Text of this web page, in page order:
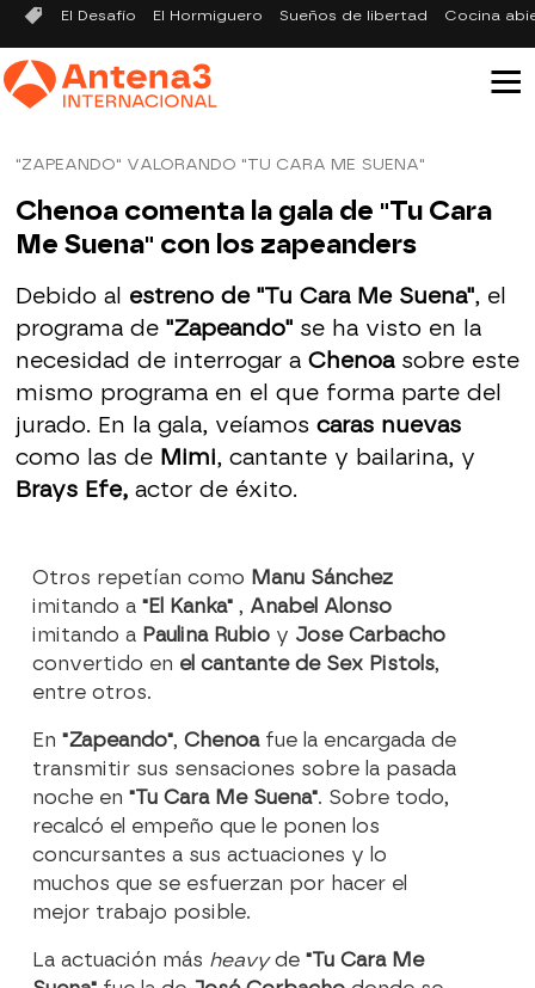
El Desafío El Hormiguero Sueños de libertad Cocina
"ZAPEANDO" VALORANDO "TU CARA ME SUENA"
Chenoa comenta la gala de "Tu Cara
Me Suena" con los zapeanders
Debido al estreno de "Tu Cara Me Suena", el
programa de "Zapeando"se ha visto en la
necesidad de interrogar a Chenoasobre este
mismo programa en el que forma parte del
jurado. En la gala, veíamos caras nuevas
como las de Mimi, cantante y bailarina, y
Brays Efe,actor de éxito.
Otros repetían como Manu Sánchez
imitando a"El Kanka", Anabel Alonso
imitando a Paulina Rubio y Jose Carbacho
convertido en el cantante de Sex Pistols,
entre otros.
En"Zapeando",Chenoa fue la encargada de
transmitir sus sensaciones sobre la pasada
noche en"Tu Cara Me Suena". Sobre todo,
recalcó el empeño que le ponen los
concursantes a sus actuaciones y lo
muchos que se esfuerzan por hacer el
mejor trabajo posible.
La actuación más heavyde"Tu Cara Me